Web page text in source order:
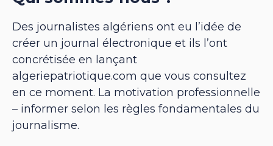
Des journalistes algériens ont eu l’idée de
créer un journal électronique et ils l’ont
concrétisée en lançant
algeriepatriotique.com que vous consultez
en ce moment. La motivation professionnelle
– informer selon les règles fondamentales du
journalisme.